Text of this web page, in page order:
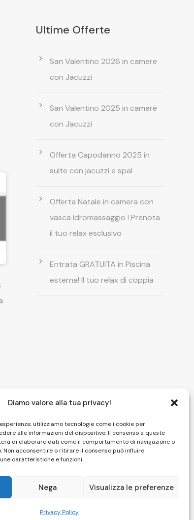
Diamo valore alla tua privacy!
utilizziamo tecnologie come i cookie per
alle informazioni del dispositivo. Il consenso a queste
di elaborare dati come il comportamento di navigazione o
Non acconsentire o ritirare il consenso può influire
caratteristiche e funzioni.
Nega Visualizza le preferenze
Privacy Policy
Ultime Offerte
San Valentino 2026 in camere
con Jacuzzi
San Valentino 2025 in camere
con Jacuzzi
Offerta Capodanno 2025 in
suite con jacuzzi e spa!
Offerta Natale in camera con
vasca idromassaggio ! Prenota
il tuo relax esclusivo
Entrata GRATUITA in Piscina
esterna! Il tuo relax di coppia